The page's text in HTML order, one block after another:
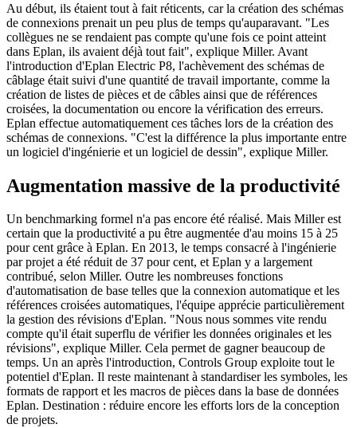
Au début, ils étaient tout à fait réticents, car la création des schémas
de connexions prenait un peu plus de temps qu'auparavant. "Les
collègues ne se rendaient pas compte qu'une fois ce point atteint
dans Eplan, ils avaient déjà tout fait", explique Miller. Avant
l'introduction d'Eplan Electric P8, l'achèvement des schémas de
câblage était suivi d'une quantité de travail importante, comme la
création de listes de pièces et de câbles ainsi que de références
croisées, la documentation ou encore la vérification des erreurs.
Eplan effectue automatiquement ces tâches lors de la création des
schémas de connexions. "C'est la différence la plus importante entre
un logiciel d'ingénierie et un logiciel de dessin", explique Miller.
Augmentation massive de la productivité
Un benchmarking formel n'a pas encore été réalisé. Mais Miller est
certain que la productivité a pu être augmentée d'au moins 15 à 25
pour cent grâce à Eplan. En 2013, le temps consacré à l'ingénierie
par projet a été réduit de 37 pour cent, et Eplan y a largement
contribué, selon Miller. Outre les nombreuses fonctions
d'automatisation de base telles que la connexion automatique et les
références croisées automatiques, l'équipe apprécie particulièrement
la gestion des révisions d'Eplan. "Nous nous sommes vite rendu
compte qu'il était superflu de vérifier les données originales et les
révisions", explique Miller. Cela permet de gagner beaucoup de
temps. Un an après l'introduction, Controls Group exploite tout le
potentiel d'Eplan. Il reste maintenant à standardiser les symboles, les
formats de rapport et les macros de pièces dans la base de données
Eplan. Destination : réduire encore les efforts lors de la conception
de projets.